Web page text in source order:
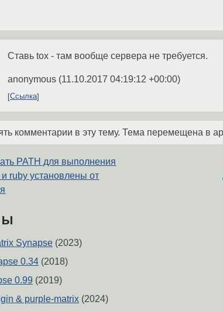
Ставь tox - там вообще сервера не требуется.
anonymous (11.10.2017 04:19:12 +00:00)
Ссылка
комментарии в эту тему. Тема перемещена в
PATH для выполнения
ruby установлены от
Synapse (2023)
0.34 (2018)
0.99 (2019)
& purple-matrix (2024)